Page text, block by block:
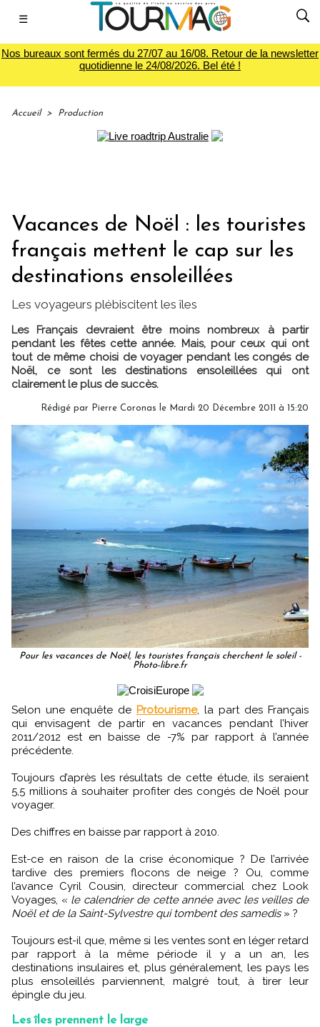
☰
Nos bureaux sont fermés du 27/07 au 16/08. Retour de la newsletter
quotidienne le 24/08/2026. Bel été !
Accueil > Production
Vacances de Noël : les touristes
français mettent le cap sur les
destinations ensoleillées
Les voyageurs plébiscitent les îles
Les Français devraient être moins nombreux à partir
pendant les fêtes cette année. Mais, pour ceux qui ont
tout de même choisi de voyager pendant les congés de
Noël, ce sont les destinations ensoleillées qui ont
clairement le plus de succès.
Rédigé par Pierre Coronas le Mardi 20 Décembre 2011 à 15:20
Pour les vacances de Noël, les touristes français cherchent le soleil -
Photo-libre.fr
Selon une enquête de Protourisme, la part des Français
qui envisagent de partir en vacances pendant l’hiver
2011/2012 est en baisse de -7% par rapport à l’année
précédente.
Toujours d’après les résultats de cette étude, ils seraient
5,5 millions à souhaiter profiter des congés de Noël pour
voyager.
Des chiffres en baisse par rapport à 2010.
Est-ce en raison de la crise économique ? De l’arrivée
tardive des premiers flocons de neige ? Ou, comme
l’avance Cyril Cousin, directeur commercial chez Look
Voyages, « le calendrier de cette année avec les veilles de
Noël et de la Saint-Sylvestre qui tombent des samedis» ?
Toujours est-il que, même si les ventes sont en léger retard
par rapport à la même période il y a un an, les
destinations insulaires et, plus généralement, les pays les
plus ensoleillés parviennent, malgré tout, à tirer leur
épingle du jeu.
Les îles prennent le large